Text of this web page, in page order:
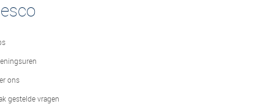
ons
gestelde vragen